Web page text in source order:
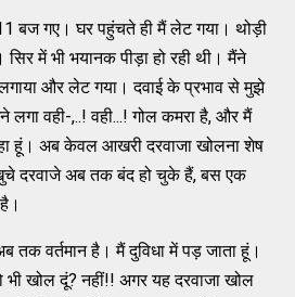
बज गए। घर पहुंचते ही मैं लेट गया। थोड़ी
में भी भयानक पीड़ा हो रही थी। मैंने
और लेट गया। दवाई के प्रभाव से मुझे
वही-,..! वही...! गोल कमरा है, और मैं
हूं। अब केवल आखरी दरवाजा खोलना शेष
दरवाजे अब तक बंद हो चुके हैं, बस एक
तक वर्तमान है। मैं दुविधा में पड़ जाता हूं।
खोल दूं? नहीं!! अगर यह दरवाजा खोल